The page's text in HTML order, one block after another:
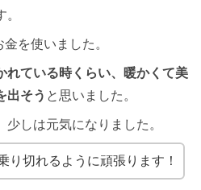
を使いました。
れている時くらい、暖かくて美
出そう と思いました。
しは元気になりました。
り切れるように頑張ります！